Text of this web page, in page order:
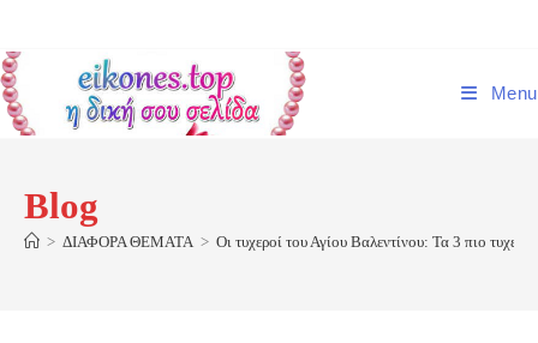
content
Menu
Blog
> ΔΙΑΦΟΡΑ ΘΕΜΑΤΑ > Οι τυχεροί του Αγίου Βαλεντίνου: Τα 3 πιο